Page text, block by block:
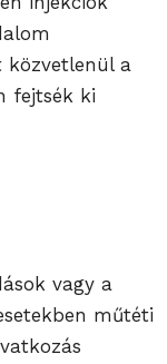
közvetlenül a
fejtsék ki
vagy a
műtéti